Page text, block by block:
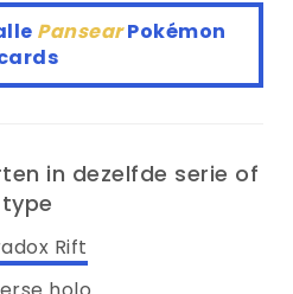
PansearPokémon
in dezelfde serie of
type
Rift